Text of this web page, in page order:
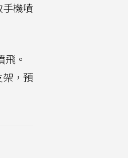
機噴
。
，預